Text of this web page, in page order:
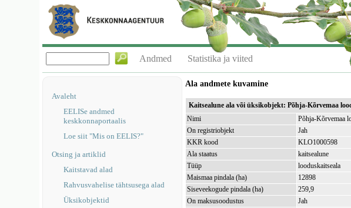
Andmed Statistika ja viited
Avaleht
EELISe andmed
keskkonnaportaalis
Loe siit "Mis on EELIS?"
Otsing ja artiklid
Kaitstavad alad
Rahvusvahelise tähtsusega alad
Üksikobjektid
Ala andmete kuvamine
Kaitsealune ala või üksikobjekt: Põhja-Kõrvemaa
Nimi
Põhja-Kõrvemaa
On registriobjekt
Jah
KKR kood
KLO1000598
Ala staatus
kaitsealune
Tüüp
looduskaitseala
Maismaa pindala (ha)
12898
Siseveekogude pindala (ha)
259,9
On maksusoodustus
Jah